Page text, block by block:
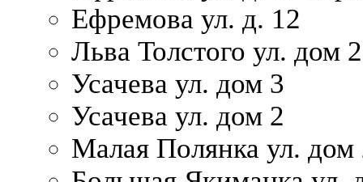
Ефремова ул. д. 12
Льва Толстого ул. дом
Усачева ул. дом 3
Усачева ул. дом 2
Малая Полянка ул. дом